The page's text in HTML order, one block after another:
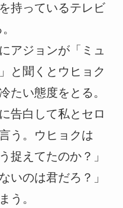
持っているテレビ
アジョンが「ミュ
と聞くとウヒョク
たい態度をとる。
告白して私とセロ
う。ウヒョクは
捉えてたのか？」
いのは君だろ？」
う。